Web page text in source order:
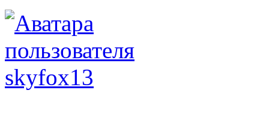
skyfox13